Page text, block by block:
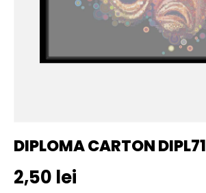
DIPLOMA CARTON DIPL71
Pret initial
2,50 lei